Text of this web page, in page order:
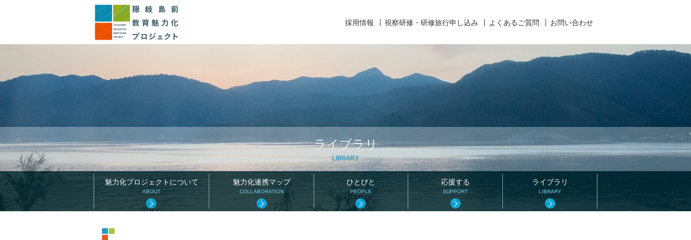
このページの本文へ
採用情報 視察研修・研修旅行申し込み よくあるご質問 お問い合わせ
ライブラリ
LIBRARY
魅力化プロジェクトについて
ABOUT
魅力化連携マップ
COLLABORATION
ひとびと
PEOPLE
応援する
SUPPORT
ライブラリ
LIBRARY